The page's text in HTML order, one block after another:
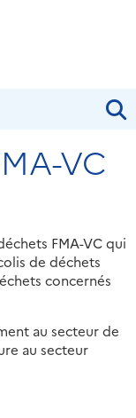
VC
FMA-VC qui
de déchets
concernés
au secteur de
au secteur